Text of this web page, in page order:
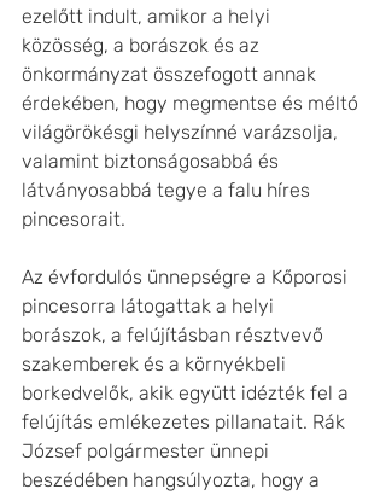
ezelőtt indult, amikor a helyi
közösség, a borászok és az
önkormányzat összefogott annak
érdekében, hogy megmentse és méltó
világörökésgi helyszínné varázsolja,
valamint biztonságosabbá és
látványosabbá tegye a falu híres
pincesorait.
Az évfordulós ünnepségre a Kőporosi
pincesorra látogattak a helyi
borászok, a felújításban résztvevő
szakemberek és a környékbeli
borkedvelők, akik együtt idézték fel a
felújítás emlékezetes pillanatait. Rák
József polgármester ünnepi
beszédében hangsúlyozta, hogy a